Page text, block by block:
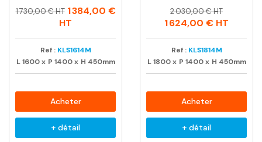
Prix
Prix
1 730,00 € HT 1 384,00 €
HT
Ref : KLS1614M
L 1600 x P 1400 x H 450mm
Acheter
+ détail
Prix
Prix
habituel
2 030,00 € HT
1 624,00 € HT
Ref : KLS1814M
L 1800 x P 1400 x H 450mm
Acheter
+ détail